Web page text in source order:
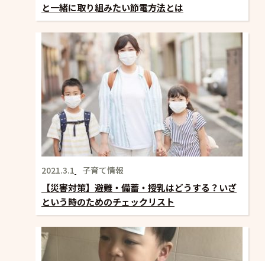
と一緒に取り組みたい節電方法とは
2021.3.1 子育て情報
【災害対策】避難・備蓄・授乳はどうする？いざ
という時のためのチェックリスト